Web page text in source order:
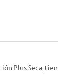
Plus Seca,